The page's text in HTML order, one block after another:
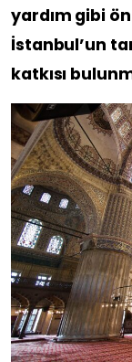
yardım gibi
İstanbul’un
katkısı